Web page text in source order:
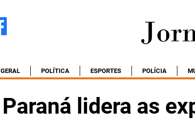
GERAL POLÍTICA ESPORTES POLÍCIA
Paraná lidera as